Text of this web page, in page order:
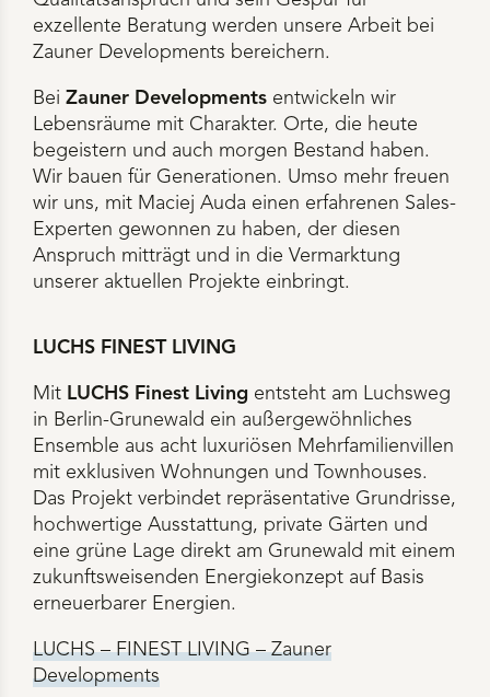
exzellente Beratung werden unsere Arbeit bei
Zauner Developments bereichern.
Bei Zauner Developments entwickeln wir
Lebensräume mit Charakter. Orte, die heute
begeistern und auch morgen Bestand haben.
Wir bauen für Generationen. Umso mehr freuen
wir uns, mit Maciej Auda einen erfahrenen Sales-
Experten gewonnen zu haben, der diesen
Anspruch mitträgt und in die Vermarktung
unserer aktuellen Projekte einbringt.
LUCHS FINEST LIVING
Mit LUCHS Finest Living entsteht am Luchsweg
in Berlin-Grunewald ein außergewöhnliches
Ensemble aus acht luxuriösen Mehrfamilienvillen
mit exklusiven Wohnungen und Townhouses.
Das Projekt verbindet repräsentative Grundrisse,
hochwertige Ausstattung, private Gärten und
eine grüne Lage direkt am Grunewald mit einem
zukunftsweisenden Energiekonzept auf Basis
erneuerbarer Energien.
LUCHS – FINEST LIVING – Zauner
Developments